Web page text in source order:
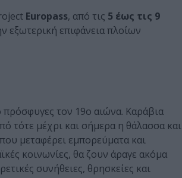
Europass, από τις 5 έως τις 9
εξωτερική επιφάνεια πλοίων
τον 19ο αιώνα. Καράβια
τότε μέχρι και σήμερα η θάλασσα και
μεταφέρει εμπορεύματα και
κοινωνίες, θα ζουν άραγε ακόμα
συνήθειες, θρησκείες και